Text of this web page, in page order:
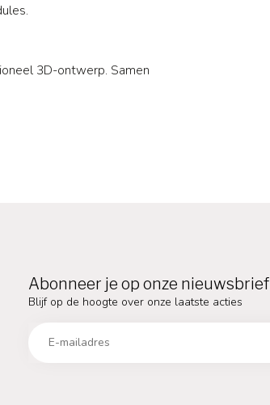
3D-ontwerp. Samen
Abonneer je op onze nieuwsbrief
Blijf op de hoogte over onze laatste acties